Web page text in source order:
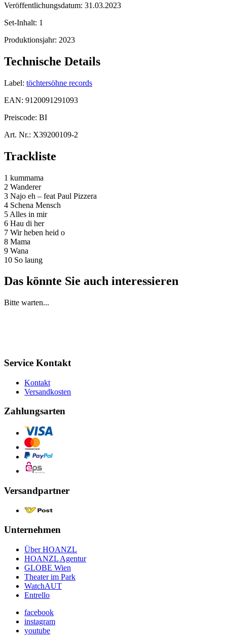
Veröffentlichungsdatum: 31.03.2023
Set-Inhalt: 1
Produktionsjahr: 2023
Technische Details
Label: töchtersöhne records
EAN: 9120091291093
Preiscode: BI
Art. Nr.: X39200109-2
Trackliste
1 kummama
2 Wanderer
3 Najo eh – feat Paul Pizzera
4 Schena Mensch
5 Alles in mir
6 Hau di her
7 Wir heben heid o
8 Mama
9 Wana
10 So laung
Das könnte Sie auch interessieren
Bitte warten...
Service Kontakt
Kontakt
Versandkosten
Zahlungsarten
Versandpartner
Unternehmen
Über HOANZL
HOANZL Agentur
GLOBE Wien
Theater im Park
WatchAUT
Entrello
facebook
instagram
youtube